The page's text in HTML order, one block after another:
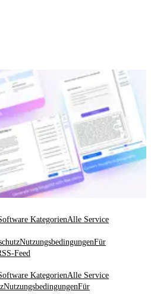
KategorienAlle Service
NutzungsbedingungenFür
Feed
KategorienAlle Service
NutzungsbedingungenFür